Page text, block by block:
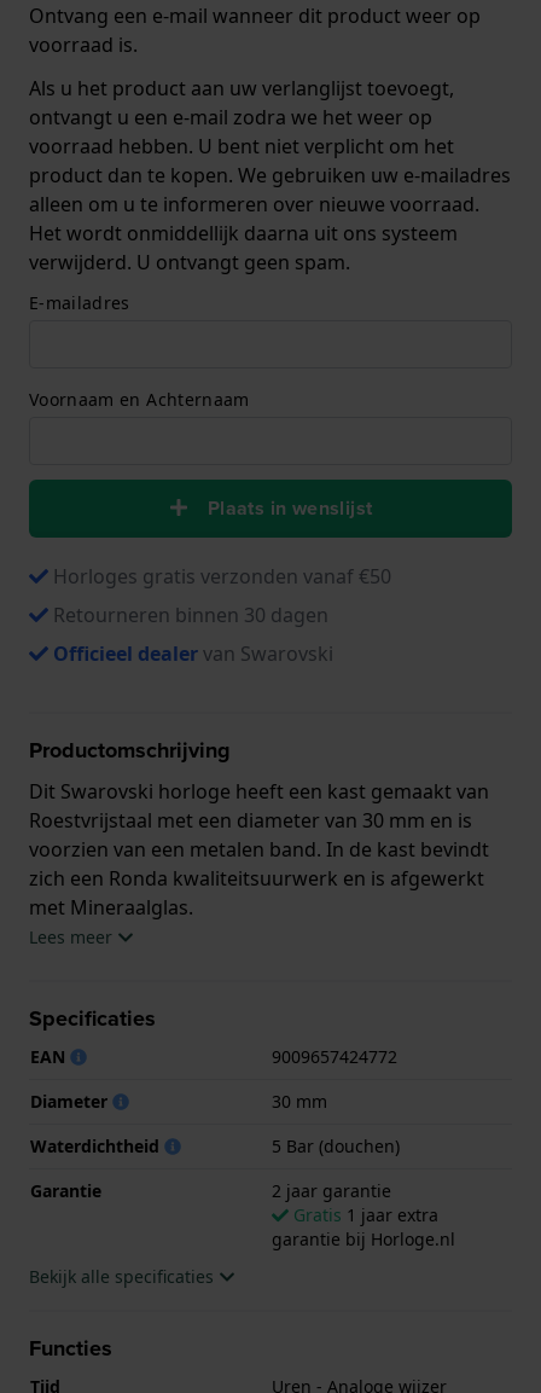
Ontvang een e-mail wanneer dit product weer op
voorraad is.
Als u het product aan uw verlanglijst toevoegt,
ontvangt u een e-mail zodra we het weer op
voorraad hebben. U bent niet verplicht om het
product dan te kopen. We gebruiken uw e-mailadres
alleen om u te informeren over nieuwe voorraad.
Het wordt onmiddellijk daarna uit ons systeem
verwijderd. U ontvangt geen spam.
E-mailadres
Voornaam en Achternaam
Plaats in wenslijst
Horloges gratis verzonden vanaf €50
Retourneren binnen 30 dagen
Officieel dealervan Swarovski
Productomschrijving
Dit Swarovski horloge heeft een kast gemaakt van
Roestvrijstaal met een diameter van 30 mm en is
voorzien van een metalen band. In de kast bevindt
zich een Ronda kwaliteitsuurwerk en is afgewerkt
met Mineraalglas.
horloge geleverd met 2 jaar garantie.
Lees meer
Specificaties
EAN
9009657424772
Diameter
30 mm
Waterdichtheid
5 Bar (douchen)
Garantie
2 jaar garantie
Gratis 1 jaar extra
garantie bij Horloge.nl
Bekijk alle specificaties
Functies
Tijd Uren - Analoge wijzer